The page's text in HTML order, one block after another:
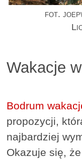
fot.
Wakacje
Bodrum
propozycji,
najbardziej
Okazuje się,